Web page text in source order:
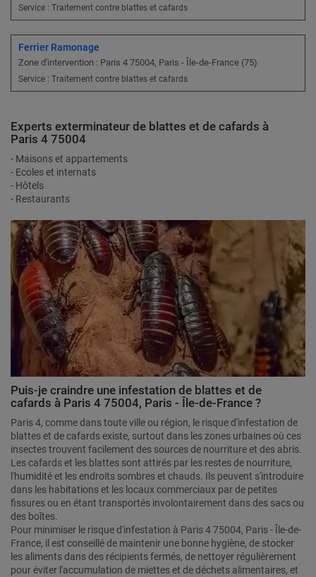
Service : Traitement contre blattes et cafards
Ferrier Ramonage
Zone d'intervention : Paris 4 75004, Paris - Île-de-France (75)
Service : Traitement contre blattes et cafards
Experts exterminateur de blattes et de cafards à
Paris 4 75004
- Maisons et appartements
- Ecoles et internats
- Hôtels
- Restaurants
Puis-je craindre une infestation de blattes et de
cafards à Paris 4 75004, Paris - Île-de-France ?
Paris 4, comme dans toute ville ou région, le risque d'infestation de
blattes et de cafards existe, surtout dans les zones urbaines où ces
insectes trouvent facilement des sources de nourriture et des abris.
Les cafards et les blattes sont attirés par les restes de nourriture,
l'humidité et les endroits sombres et chauds. Ils peuvent s'introduire
dans les habitations et les locaux commerciaux par de petites
fissures ou en étant transportés involontairement dans des sacs ou
des boîtes.
Pour minimiser le risque d'infestation à Paris 4 75004, Paris - Île-de-
France, il est conseillé de maintenir une bonne hygiène, de stocker
les aliments dans des récipients fermés, de nettoyer régulièrement
pour éviter l'accumulation de miettes et de déchets alimentaires, et